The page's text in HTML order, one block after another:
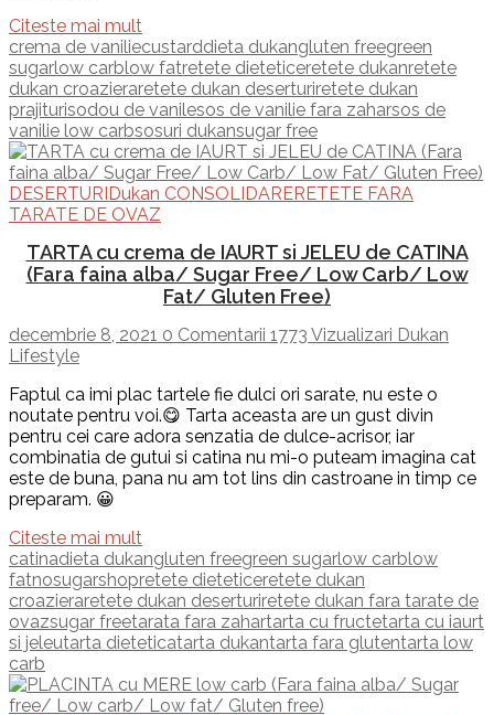
Citeste mai mult
crema de vaniliecustarddieta dukangluten freegreen
sugarlow carblow fatretete dieteticeretete dukanretete
dukan croazieraretete dukan deserturiretete dukan
prajiturisodou de vanilesos de vanilie fara zaharsos de
vanilie low carbsosuri dukansugar free
DESERTURIDukan CONSOLIDARERETETE FARA
TARATE DE OVAZ
TARTA cu crema de IAURT si JELEU de CATINA
(Fara faina alba/ Sugar Free/ Low Carb/ Low
Fat/ Gluten Free)
decembrie 8, 2021 0 Comentarii 1773 Vizualizari Dukan
Lifestyle
Faptul ca imi plac tartele fie dulci ori sarate, nu este o
noutate pentru voi.😋 Tarta aceasta are un gust divin
pentru cei care adora senzatia de dulce-acrisor, iar
combinatia de gutui si catina nu mi-o puteam imagina cat
este de buna, pana nu am tot lins din castroane in timp ce
preparam. 😀
Citeste mai mult
catinadieta dukangluten freegreen sugarlow carblow
fatnosugarshopretete dieteticeretete dukan
croazieraretete dukan deserturiretete dukan fara tarate de
ovazsugar freetarata fara zahartarta cu fructetarta cu iaurt
si jeleutarta dieteticatarta dukantarta fara glutentarta low
carb